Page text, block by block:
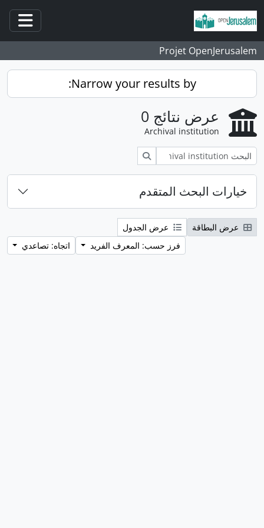
انتقل إلى المحتوى الرئيسي
فتح/
Projet OpenJerusalem
Narrow your results by:
عرض نتائج 0
Archival institution
بحث
خيارات البحث المتقدم
عرض البطاقة
عرض الجدول
فرز حسب: المعرف الفريد
اتجاه: تصاعدي